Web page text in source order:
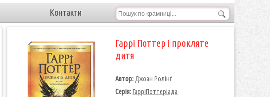
Контакти
Гаррі Поттер і прокляте
дитя
Автор: Джоан Ролінґ
Серія:ГарріПоттеріада